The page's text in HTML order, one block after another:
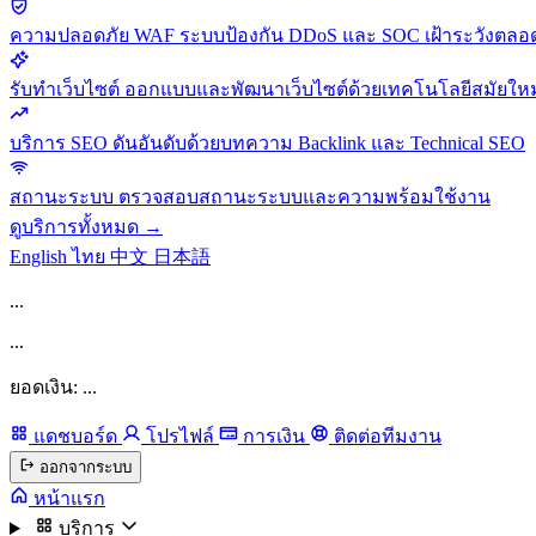
ความปลอดภัย WAF ระบบป้องกัน DDoS และ SOC เฝ้าระวังตลอ
รับทำเว็บไซต์ ออกแบบและพัฒนาเว็บไซต์ด้วยเทคโนโลยีสมัยให
บริการ SEO ดันอันดับด้วยบทความ Backlink และ Technical SEO
สถานะระบบ ตรวจสอบสถานะระบบและความพร้อมใช้งาน
ดูบริการทั้งหมด →
Englishไทย 中文 日本語
...
...
ยอดเงิน: ...
แดชบอร์ด โปรไฟล์ การเงิน ติดต่อทีมงาน
ออกจากระบบ
หน้าแรก
บริการ